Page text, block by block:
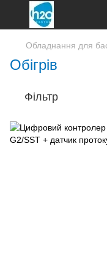
Обладнання для
Обігрів
Фільтр